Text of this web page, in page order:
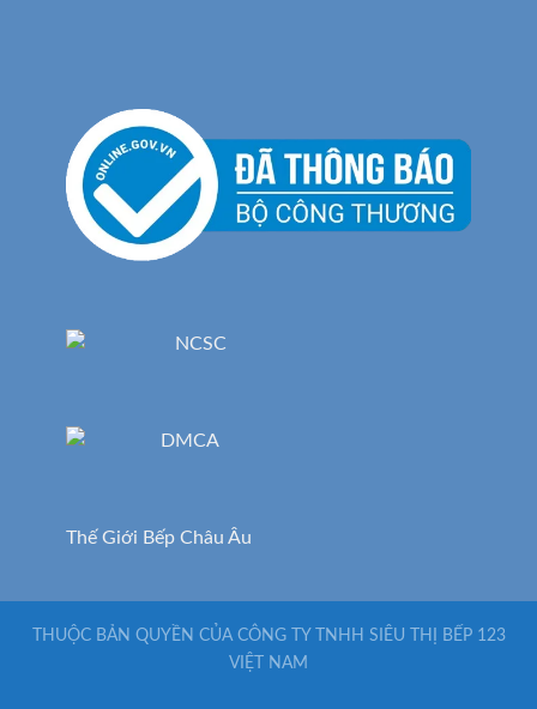
Thế Giới Bếp Châu Âu
THUỘC BẢN QUYỀN CỦA CÔNG TY TNHH SIÊU THỊ BẾP 123
VIỆT NAM